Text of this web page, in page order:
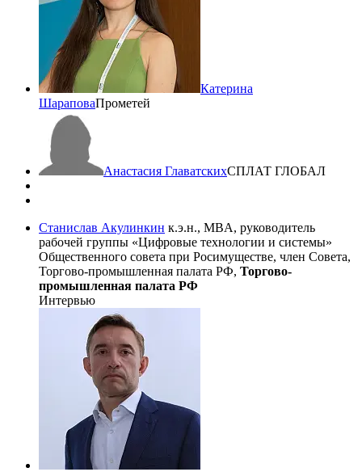
Катерина
ШараповаПрометей
Анастасия ГлаватскихСПЛАТ ГЛОБАЛ
Станислав Акулинкин к.э.н., MBA, руководитель
рабочей группы «Цифровые технологии и системы»
Общественного совета при Росимуществе, член Совета,
Торгово-промышленная палата РФ, Торгово-
промышленная палата РФ
Интервью